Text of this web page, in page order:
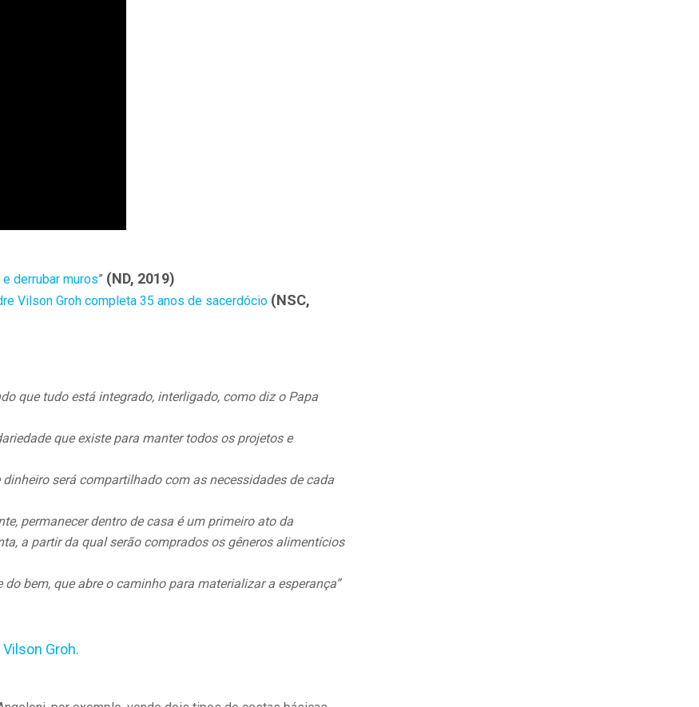
derrubar muros” (ND, 2019)
Vilson Groh completa 35 anos de sacerdócio (NSC,
que tudo está integrado, interligado, como diz o Papa
que existe para manter todos os projetos e
será compartilhado com as necessidades de cada
permanecer dentro de casa é um primeiro ato da
a partir da qual serão comprados os gêneros alimentícios
bem, que abre o caminho para materializar a esperança”
Groh.